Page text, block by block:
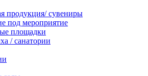
продукция/ сувениры
под мероприятие
площадки
/ санатории